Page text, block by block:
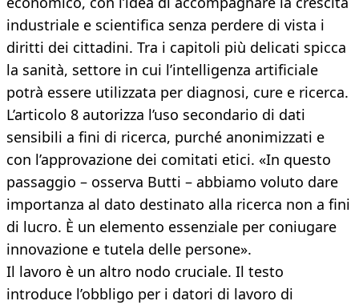
industriale e scientifica senza perdere di vista i
diritti dei cittadini. Tra i capitoli più delicati spicca
la sanità, settore in cui l’intelligenza artificiale
potrà essere utilizzata per diagnosi, cure e ricerca.
L’articolo 8 autorizza l’uso secondario di dati
sensibili a fini di ricerca, purché anonimizzati e
con l’approvazione dei comitati etici. «In questo
passaggio – osserva Butti – abbiamo voluto dare
importanza al dato destinato alla ricerca non a fini
di lucro. È un elemento essenziale per coniugare
innovazione e tutela delle persone».
Il lavoro è un altro nodo cruciale. Il testo
introduce l’obbligo per i datori di lavoro di